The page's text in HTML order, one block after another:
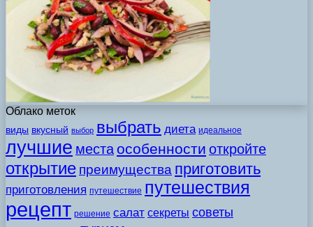
Облако меток
виды вкусный выбор выбрать диета идеальное
лучшие места особенности откройте
открытие преимущества приготовить
приготовления путешествие путешествия
рецепт решение салат секреты советы